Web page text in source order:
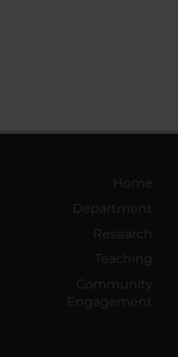
Home
Department
Research
Teaching
Community
Engagement